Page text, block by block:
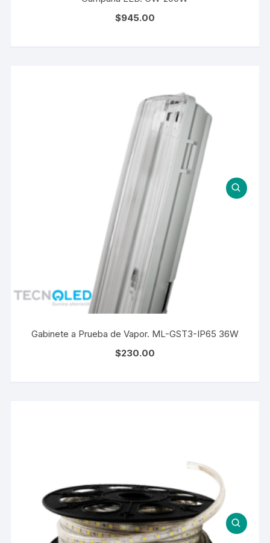
$945.00
Gabinete a Prueba de Vapor. ML-GST3-IP65 36W
$230.00